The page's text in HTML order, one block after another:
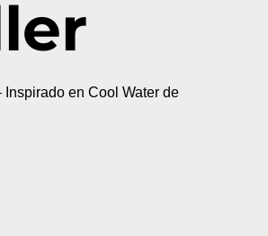
Inspirado en Cool Water de